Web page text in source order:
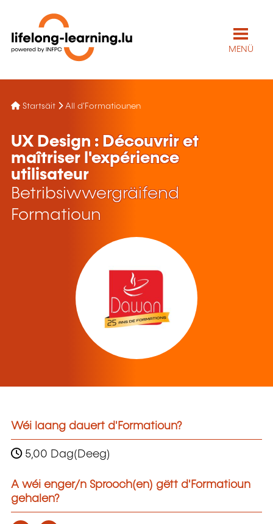
MENÜ
Startsäit All d'Formatiounen
UX Design : Découvrir et
maîtriser l'expérience
utilisateur
Betribsiwwergräifend
Formatioun
Wéi laang dauert d'Formatioun?
5,00 Dag(Deeg)
A wéi enger/n Sprooch(en) gëtt d'Formatioun
gehalen?